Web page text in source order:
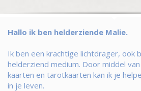
Hallo ik ben helderziende Malie.
Ik ben een krachtige lichtdrager, ook
helderziend medium. Door middel
kaarten en tarotkaarten kan ik je
in je leven.